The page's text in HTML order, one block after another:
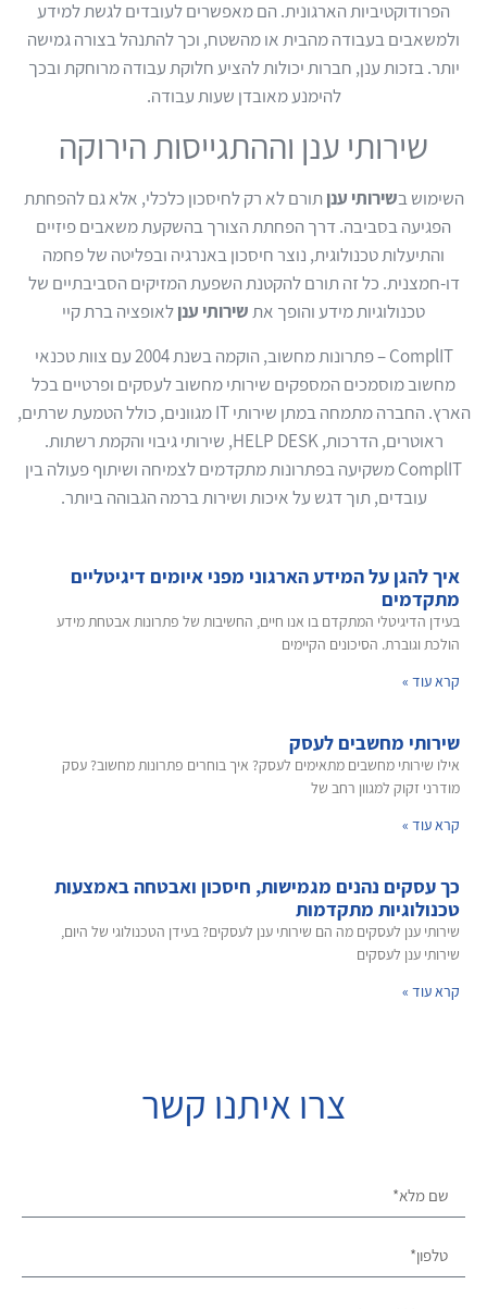
הפרודוקטיביות הארגונית. הם מאפשרים לעובדים לגשת למידע
ולמשאבים בעבודה מהבית או מהשטח, וכך להתנהל בצורה גמישה
יותר. בזכות ענן, חברות יכולות להציע חלוקת עבודה מרוחקת ובכך
להימנע מאובדן שעות עבודה.
שירותי ענן וההתגייסות הירוקה
השימוש בשירותי ענן תורם לא רק לחיסכון כלכלי, אלא גם להפחתת
הפגיעה בסביבה. דרך הפחתת הצורך בהשקעת משאבים פיזיים
והתיעלות טכנולוגית, נוצר חיסכון באנרגיה ובפליטה של פחמה
דו-חמצנית. כל זה תורם להקטנת השפעת המזיקים הסביבתיים של
טכנולוגיות מידע והופך אתשירותי ענןלאופציה ברת קיי
ComplIT – פתרונות מחשוב, הוקמה בשנת 2004 עם צוות טכנאי
מחשוב מוסמכים המספקים שירותי מחשוב לעסקים ופרטיים בכל
הארץ. החברה מתמחה במתן שירותי IT מגוונים, כולל הטמעת שרתים,
ראוטרים, הדרכות, HELP DESK, שירותי גיבוי והקמת רשתות.
ComplIT משקיעה בפתרונות מתקדמים לצמיחה ושיתוף פעולה בין
עובדים, תוך דגש על איכות ושירות ברמה הגבוהה ביותר.
איך להגן על המידע הארגוני מפני איומים דיגיטליים
מתקדמים
בעידן הדיגיטלי המתקדם בו אנו חיים, החשיבות של פתרונות אבטחת מידע
הולכת וגוברת. הסיכונים הקיימים
קרא עוד »
שירותי מחשבים לעסק
אילו שירותי מחשבים מתאימים לעסק? איך בוחרים פתרונות מחשוב? עסק
מודרני זקוק למגוון רחב של
קרא עוד »
כך עסקים נהנים מגמישות, חיסכון ואבטחה באמצעות
טכנולוגיות מתקדמות
שירותי ענן לעסקים מה הם שירותי ענן לעסקים? בעידן הטכנולוגי של היום,
שירותי ענן לעסקים
קרא עוד »
צרו איתנו קשר